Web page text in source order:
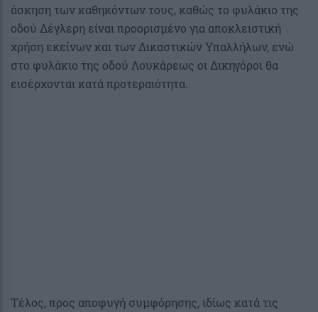
άσκηση των καθηκόντων τους, καθώς το φυλάκιο της
οδού Δέγλερη είναι προορισμένο για αποκλειστική
χρήση εκείνων και των Δικαστικών Υπαλλήλων, ενώ
στο φυλάκιο της οδού Λουκάρεως οι Δικηγόροι θα
εισέρχονται κατά προτεραιότητα.
Τέλος, προς αποφυγή συμφόρησης, ιδίως κατά τις